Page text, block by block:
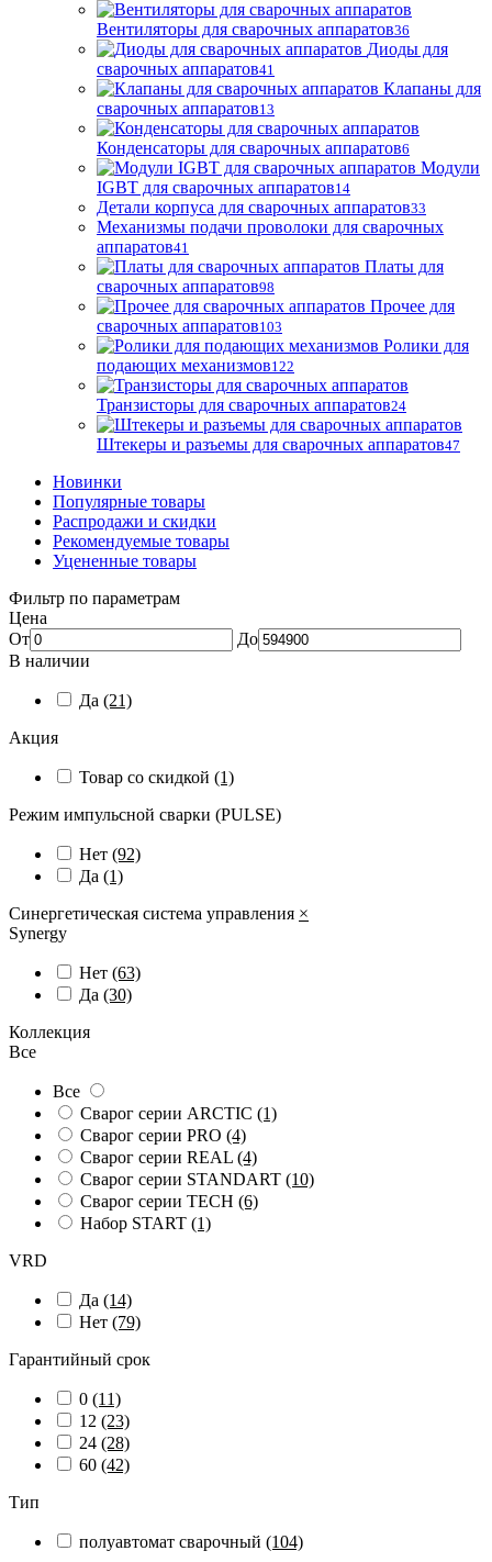
Вентиляторы для сварочных аппаратов36
Диоды для
сварочных аппаратов41
Клапаны для
сварочных аппаратов13
Конденсаторы для сварочных аппаратов6
Модули
IGBT для сварочных аппаратов14
Детали корпуса для сварочных аппаратов33
Механизмы подачи проволоки для сварочных
аппаратов41
Платы для
сварочных аппаратов98
Прочее для
сварочных аппаратов103
Ролики для
подающих механизмов122
Транзисторы для сварочных аппаратов24
Штекеры и разъемы для сварочных аппаратов47
Новинки
Популярные товары
Распродажи и скидки
Рекомендуемые товары
Уцененные товары
Фильтр по параметрам
Цена
От
До
В наличии
Да (21)
Акция
Товар со скидкой (1)
Режим импульсной сварки (PULSE)
Нет (92)
Да (1)
Синергетическая система управления ×
Synergy
Нет (63)
Да (30)
Коллекция
Все
Все
Сварог серии ARCTIC (1)
Сварог серии PRO (4)
Сварог серии REAL (4)
Сварог серии STANDART (10)
Сварог серии TECH (6)
Набор START (1)
VRD
Да (14)
Нет (79)
Гарантийный срок
0 (11)
12 (23)
24 (28)
60 (42)
Тип
полуавтомат сварочный (104)